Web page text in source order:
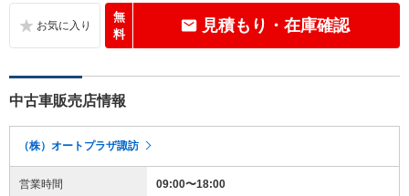
無
料
見積もり・在庫確認
中古車販売店情報
（株）オートプラザ諏訪
営業時間 09:00〜18:00